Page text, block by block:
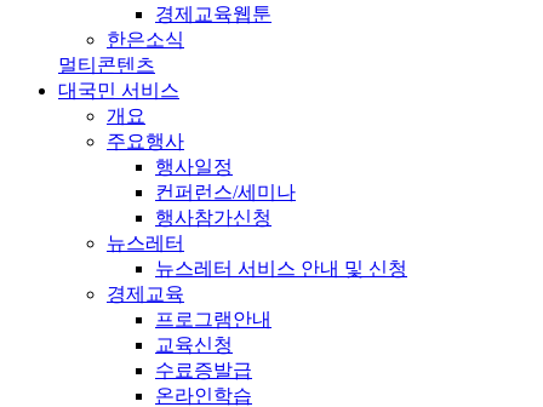
경제교육웹툰
한은소식
멀티콘텐츠
대국민 서비스
개요
주요행사
행사일정
컨퍼런스/세미나
행사참가신청
뉴스레터
뉴스레터 서비스 안내 및 신청
경제교육
프로그램안내
교육신청
수료증발급
온라인학습